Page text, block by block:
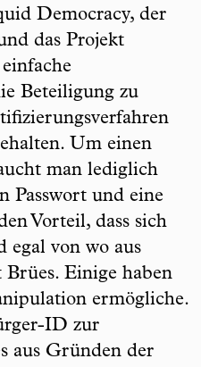
Democracy, der
das Projekt
Beteiligung zu
Um einen
man lediglich
Passwort und eine
Vorteil, dass sich
egal von wo aus
Einige haben
ermögliche.
ID zur
aus Gründen der